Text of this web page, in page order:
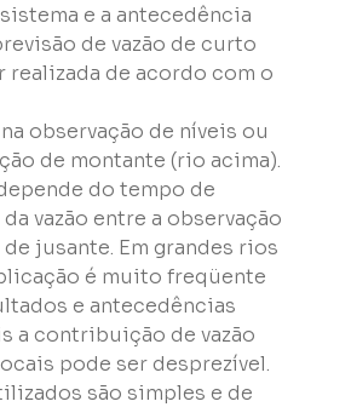
e a antecedência
de vazão de curto
realizada de acordo com o
observação de níveis ou
de montante (rio acima).
do tempo de
vazão entre a observação
jusante. Em grandes rios
é muito freqüente
e antecedências
a contribuição de vazão
pode ser desprezível.
são simples e de